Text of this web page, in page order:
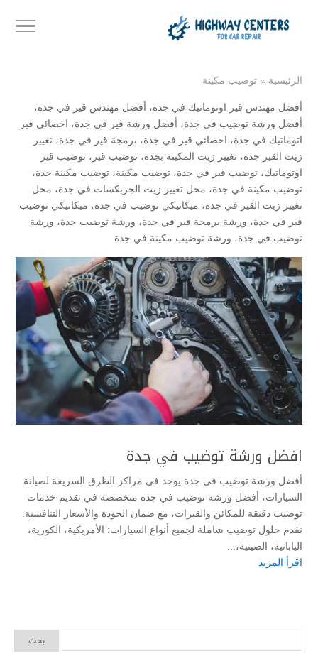
الرئيسية » توضيب مكينة
أفضل مهندس قير اوتوماتيك في جدة، أفضل مهندس قير في جدة،
أفضل ورشة توضيب في جدة، أفضل ورشة قير في جدة، اخصائي قير
اتوماتيك في جدة، اخصائي قير في جدة، برمجة قير في جدة، تغيير
زيت القير جدة، تغيير زيت المكينة بجدة، توضيب قير ، توضيب قير
اوتوماتيك، توضيب قير في جدة، توضيب مكينة، توضيب مكينة جدة،
توضيب مكينة في جدة، محل تغيير زيت الجربكسات في جدة، محل
تغيير زيت القير في جدة، ميكانيكي توضيب في جدة، ميكانيكي توضيب
قير في جدة، ورشة برمجة قير في جدة، ورشة توضيب جدة، ورشة
توضيب في جدة، ورشة توضيب مكينة في جدة
افضل ورشة توضيب في جدة
أفضل ورشة توضيب في جدة يوجد في مراكز الطرق السريعة لصيانة
السيارات، أفضل ورشة توضيب في جدة متخصصة في تقديم خدمات
توضيب دقيقة للمكائن والقيرات، مع ضمان الجودة والأسعار التنافسية.
نقدم حلول توضيب شاملة لجميع أنواع السيارات: الأمريكية، الكورية،
اليابانية، الصينية،...
اقرأ المزيد